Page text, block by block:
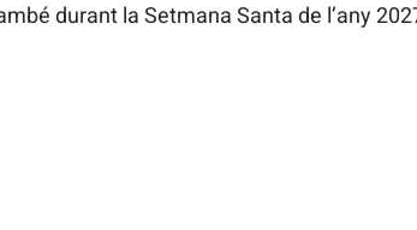
durant la Setmana Santa de l’any